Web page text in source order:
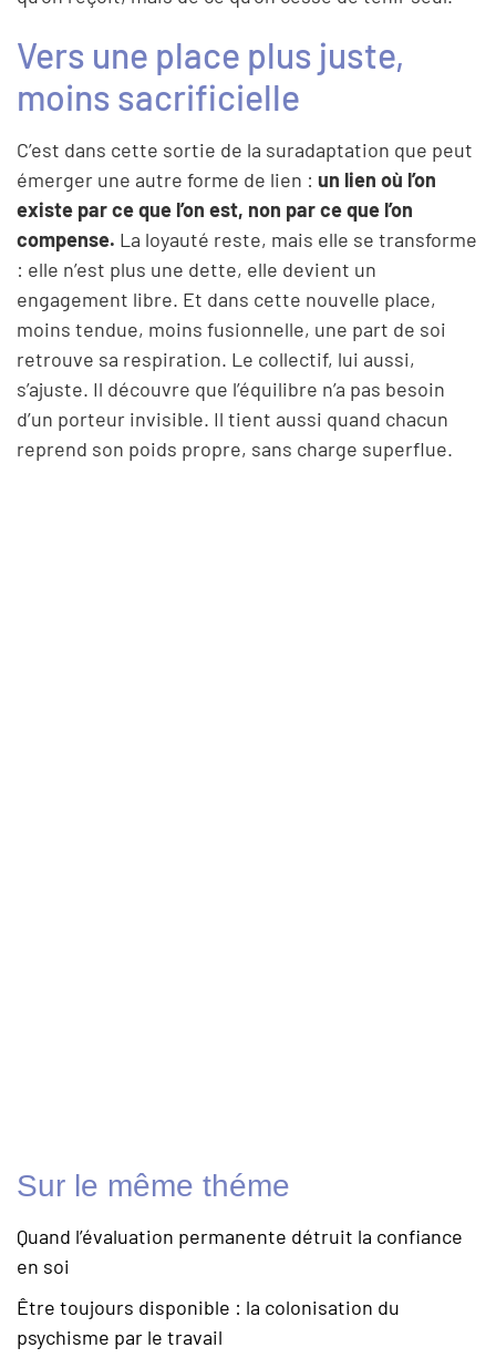
Vers une place plus juste,
moins sacrificielle
C’est dans cette sortie de la suradaptation que peut
émerger une autre forme de lien : un lien où l’on
existe par ce que l’on est, non par ce que l’on
compense. La loyauté reste, mais elle se transforme
: elle n’est plus une dette, elle devient un
engagement libre. Et dans cette nouvelle place,
moins tendue, moins fusionnelle, une part de soi
retrouve sa respiration. Le collectif, lui aussi,
s’ajuste. Il découvre que l’équilibre n’a pas besoin
d’un porteur invisible. Il tient aussi quand chacun
reprend son poids propre, sans charge superflue.
Sur le même théme
Quand l’évaluation permanente détruit la confiance
en soi
Être toujours disponible : la colonisation du
psychisme par le travail